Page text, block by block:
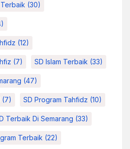
(30)
(12)
(7) SD Islam Terbaik (33)
(47)
(7) SD Program Tahfidz (10)
Terbaik Di Semarang (33)
Terbaik (22)